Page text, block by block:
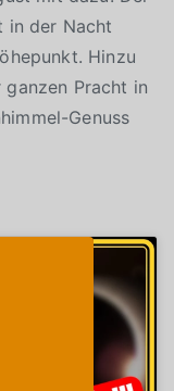
in der Nacht
Hinzu
Pracht in
Genuss